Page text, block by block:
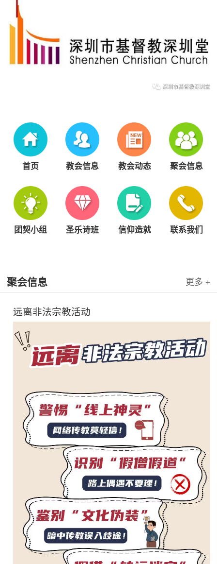
首页 教会信息 教会动态 聚会信息
团契小组 圣乐诗班 信仰造就 联系我们
聚会信息 更多 +
远离非法宗教活动